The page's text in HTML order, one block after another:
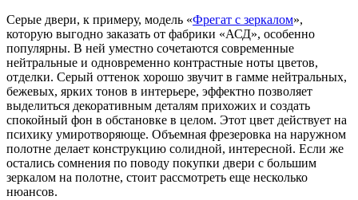
Серые двери, к примеру, модель «Фрегат с зеркалом»,
которую выгодно заказать от фабрики «АСД», особенно
популярны. В ней уместно сочетаются современные
нейтральные и одновременно контрастные ноты цветов,
отделки. Серый оттенок хорошо звучит в гамме нейтральных,
бежевых, ярких тонов в интерьере, эффектно позволяет
выделиться декоративным деталям прихожих и создать
спокойный фон в обстановке в целом. Этот цвет действует на
психику умиротворяюще. Объемная фрезеровка на наружном
полотне делает конструкцию солидной, интересной. Если же
остались сомнения по поводу покупки двери с большим
зеркалом на полотне, стоит рассмотреть еще несколько
нюансов.